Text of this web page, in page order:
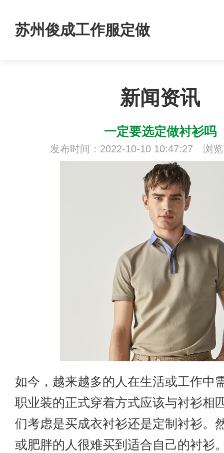
苏州俊成工作服定做
新闻资讯
一定要选定做衬衫吗
发布时间：2022-10-10 10:47:27 浏览
如今，越来越多的人在生活或工作中
职业装的正式穿着方式应该与衬衫相
们考虑是买成衣衬衫还是定制衬衫。
或肥胖的人很难买到适合自己的衬衫